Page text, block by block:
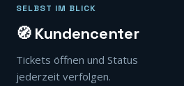
SELBST IM BLICK
🧭 Kundencenter
Tickets öffnen und Status
jederzeit verfolgen.